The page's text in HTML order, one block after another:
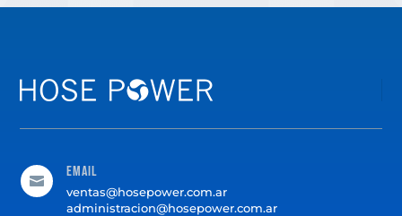

Email
ventas@hosepower.com.ar
administracion@hosepower.com.ar